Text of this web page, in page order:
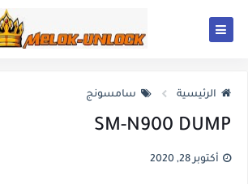
الرئيسية سامسونج
SM-N900 DUMP
أكتوبر 28, 2020